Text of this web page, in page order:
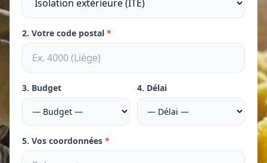
2. Votre code postal *
3. Budget 4. Délai
5. Vos coordonnées *